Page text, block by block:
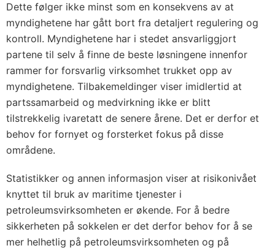
Dette følger ikke minst som en konsekvens av at
myndighetene har gått bort fra detaljert regulering og
kontroll. Myndighetene har i stedet ansvarliggjort
partene til selv å finne de beste løsningene innenfor
rammer for forsvarlig virksomhet trukket opp av
myndighetene. Tilbakemeldinger viser imidlertid at
partssamarbeid og medvirkning ikke er blitt
tilstrekkelig ivaretatt de senere årene. Det er derfor et
behov for fornyet og forsterket fokus på disse
områdene.
Statistikker og annen informasjon viser at risikonivået
knyttet til bruk av maritime tjenester i
petroleumsvirksomheten er økende. For å bedre
sikkerheten på sokkelen er det derfor behov for å se
mer helhetlig på petroleumsvirksomheten og på